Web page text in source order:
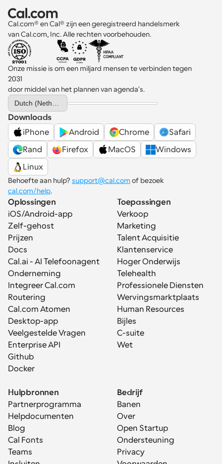
Cal.com® en Cal® zijn een geregistreerd handelsmerk
van Cal.com, Inc. Alle rechten voorbehouden.
Onze missie is om een miljard mensen te verbinden tegen
2031
door middel van het plannen van agenda's.
Select Language
Downloads
iPhone
Android Chrome
Safari
Rand
Firefox MacOS
Windows
Linux
Behoefte aan hulp? support@cal.com
cal.com/help.
Oplossingen
iOS/Android-app
Zelf-gehost
Prijzen
Docs
Cal.ai - AI Telefoonagent
Onderneming
Integreer Cal.com
Routering
Cal.com Atomen
Desktop-app
Veelgestelde Vragen
Enterprise API
Github
Docker
Toepassingen
Verkoop
Marketing
Talent Acquisitie
Klantenservice
Hoger Onderwijs
Telehealth
Professionele Diensten
Wervingsmarktplaats
Human Resources
Bijles
C-suite
Wet
Hulpbronnen
Partnerprogramma
Helpdocumenten
Blog
Cal Fonts
Teams
Bedrijf
Banen
Over
Open Startup
Ondersteuning
Privacy